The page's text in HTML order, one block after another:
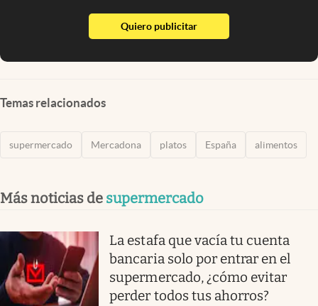
Quiero publicitarabre en nueva pestaña
Temas relacionados
supermercado Mercadona platos España alimentos
Más noticias de supermercado
La estafa que vacía tu cuenta
bancaria solo por entrar en el
supermercado, ¿cómo evitar
perder todos tus ahorros?